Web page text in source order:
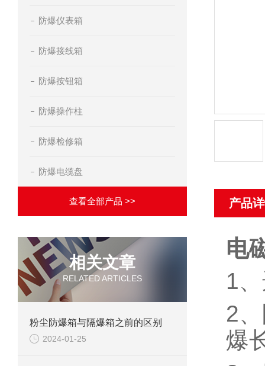
防爆仪表箱
防爆接线箱
防爆按钮箱
防爆操作柱
防爆检修箱
防爆电缆盘
查看全部产品 >>
相关文章
RELATED ARTICLES
粉尘防爆箱与隔爆箱之前的区别
2024-01-25
产品
电
1
2
爆